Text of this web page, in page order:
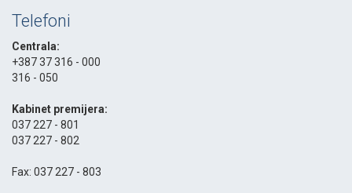
Telefoni
Centrala:
+387 37 316 - 000
316 - 050
Kabinet premijera:
037 227 - 801
037 227 - 802
Fax: 037 227 - 803